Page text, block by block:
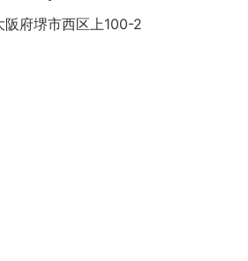
阪府堺市西区上100-2